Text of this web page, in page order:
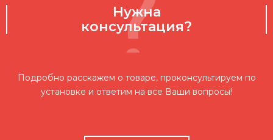
Нужна
консультация?
Подробно расскажем о товаре, проконсультируем по
установке и ответим на все Ваши вопросы!